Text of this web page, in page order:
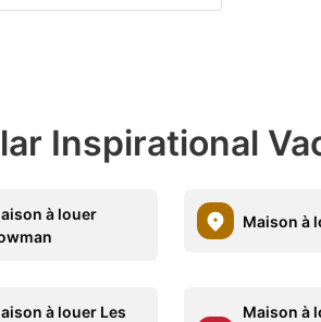
Inspirational
à louer
Maison à
à louer Les
Maison à